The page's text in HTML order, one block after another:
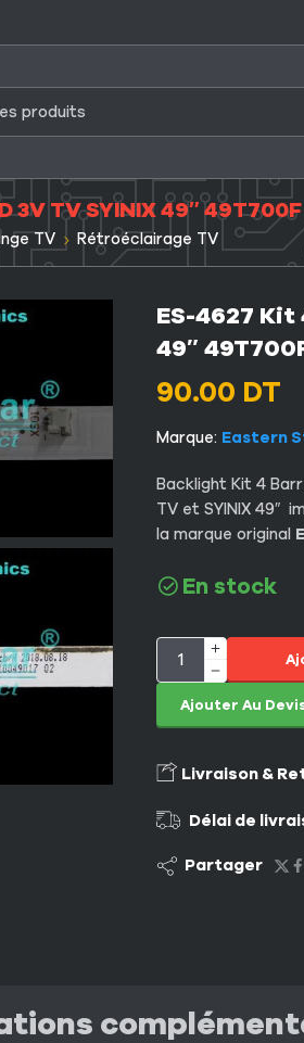
3V TV SYINIX 49″ 49T700F
TV Rétroéclairage TV
ES-4627 Kit
49″
90.00 DT
Marque: Eastern
Backlight Kit 4
TV et SYINIX 49″
la marque original
En stock
Ajouter Au
Livraison &
Délai de
Partager